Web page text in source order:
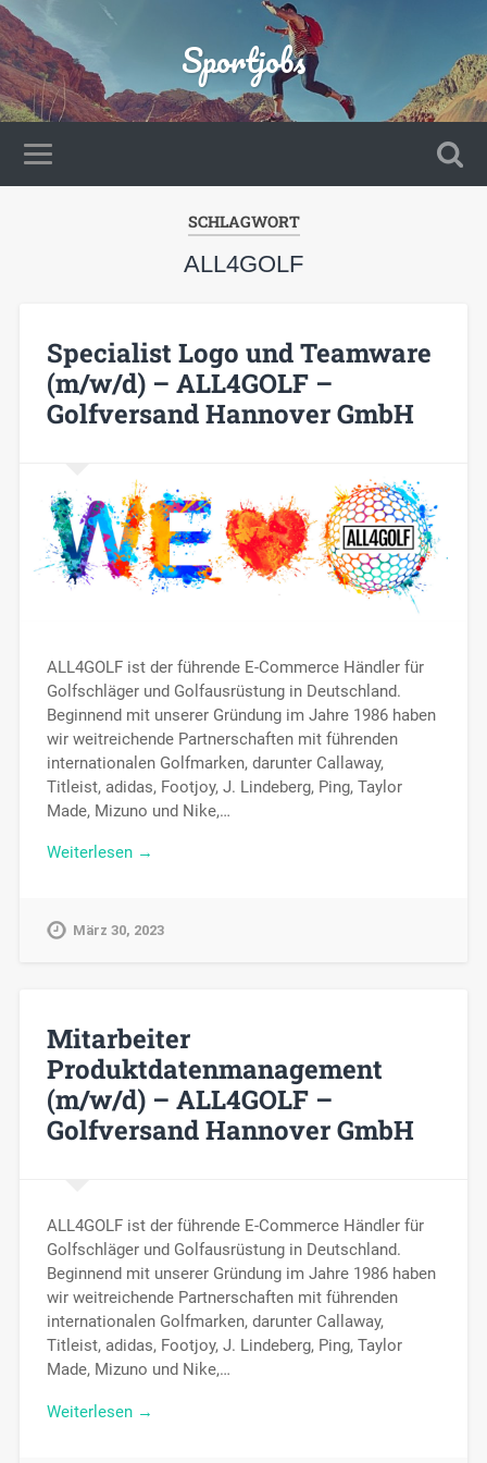
Sportjobs
SCHLAGWORT
ALL4GOLF
Specialist Logo und Teamware
(m/w/d) – ALL4GOLF –
Golfversand Hannover GmbH
ALL4GOLF ist der führende E-Commerce Händler für
Golfschläger und Golfausrüstung in Deutschland.
Beginnend mit unserer Gründung im Jahre 1986 haben
wir weitreichende Partnerschaften mit führenden
internationalen Golfmarken, darunter Callaway,
Titleist, adidas, Footjoy, J. Lindeberg, Ping, Taylor
Made, Mizuno und Nike,…
Weiterlesen →
März 30, 2023
Mitarbeiter
Produktdatenmanagement
(m/w/d) – ALL4GOLF –
Golfversand Hannover GmbH
ALL4GOLF ist der führende E-Commerce Händler für
Golfschläger und Golfausrüstung in Deutschland.
Beginnend mit unserer Gründung im Jahre 1986 haben
wir weitreichende Partnerschaften mit führenden
internationalen Golfmarken, darunter Callaway,
Titleist, adidas, Footjoy, J. Lindeberg, Ping, Taylor
Made, Mizuno und Nike,…
Weiterlesen →